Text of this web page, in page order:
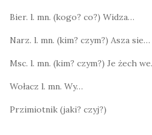
Bier. l. mn. (kogo? co?) Widza…
Narz. l. mn. (kim? czym?) Asza sie…
Msc. l. mn. (kim? czym?) Je żech
Wołacz l. mn. Wy…
Przimiotnik (jaki? czyj?)